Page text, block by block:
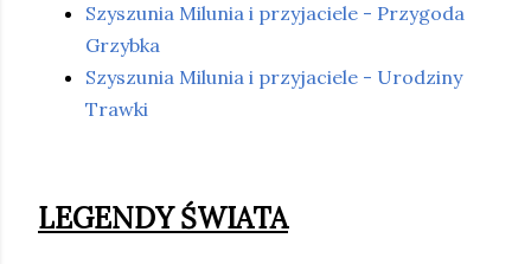
Szyszunia Milunia i przyjaciele - Przygoda
Grzybka
Szyszunia Milunia i przyjaciele - Urodziny
Trawki
LEGENDY ŚWIATA